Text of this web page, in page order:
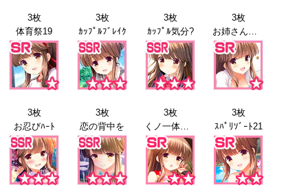
3枚
体育祭19
3枚
ｶｯﾌﾟﾙﾌﾞﾚｲｸ
3枚
ｶｯﾌﾟﾙ気分?
3枚
お姉さんと20
3枚
お忍びﾊｰﾄ
3枚
恋の背中を
3枚
くノ一体験21
3枚
ｽﾊﾟﾘｿﾞｰﾄ21